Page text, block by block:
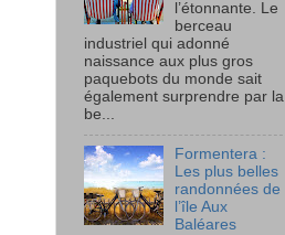
l’étonnante. Le
berceau
industriel qui adonné
naissance aux plus gros
paquebots du monde sait
également surprendre par la
be...
Formentera :
Les plus belles
randonnées de
l’île Aux
Baléares